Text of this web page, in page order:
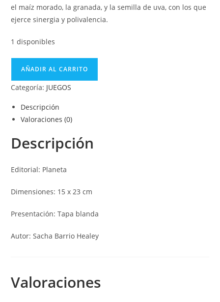
el maíz morado, la granada, y la semilla de uva, con los que
ejerce sinergia y polivalencia.
1 disponibles
AÑADIR AL CARRITO
Categoría: JUEGOS
Descripción
Valoraciones (0)
Descripción
Editorial: Planeta
Dimensiones: 15 x 23 cm
Presentación: Tapa blanda
Autor: Sacha Barrio Healey
Valoraciones